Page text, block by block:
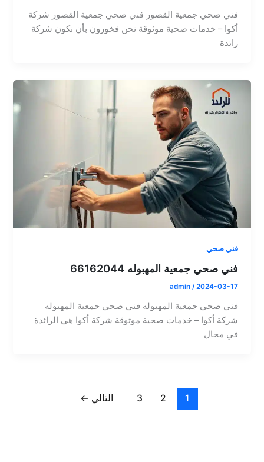
فني صحي جمعية القصور فني صحي جمعية القصور شركة
أكوا – خدمات صحية موثوقة نحن فخورون بأن نكون شركة
رائدة
فني صحي
فني صحي جمعية المهبوله 66162044
admin /2024-03-17
فني صحي جمعية المهبوله فني صحي جمعية المهبوله
شركة أكوا – خدمات صحية موثوقة شركة أكوا هي الرائدة
في مجال
1
2
3 التالي ←